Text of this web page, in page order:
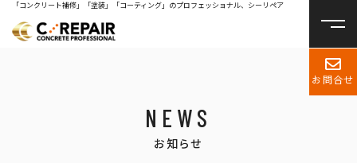
「コンクリート補修」「塗装」「コーティング」のプロフェッショナル、シーリペア
お問合せ
NEWS
お知らせ